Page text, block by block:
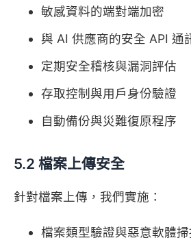
敏感資料的端對端加密
與 AI 供應商的安全 API 通
定期安全稽核與漏洞評估
存取控制與用戶身份驗證
自動備份與災難復原程序
5.2 檔案上傳安全
針對檔案上傳，我們實施：
檔案類型驗證與惡意軟體掃